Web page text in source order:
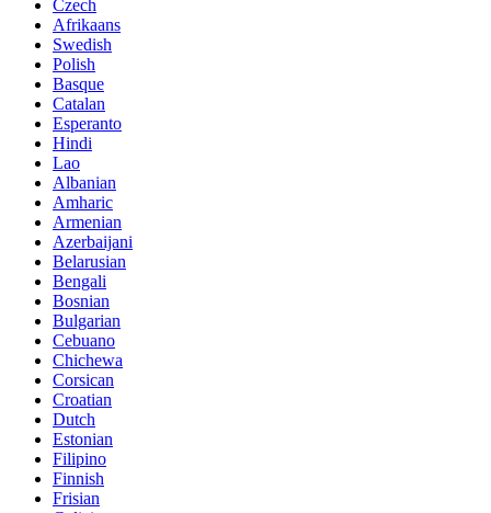
Czech
Afrikaans
Swedish
Polish
Basque
Catalan
Esperanto
Hindi
Lao
Albanian
Amharic
Armenian
Azerbaijani
Belarusian
Bengali
Bosnian
Bulgarian
Cebuano
Chichewa
Corsican
Croatian
Dutch
Estonian
Filipino
Finnish
Frisian